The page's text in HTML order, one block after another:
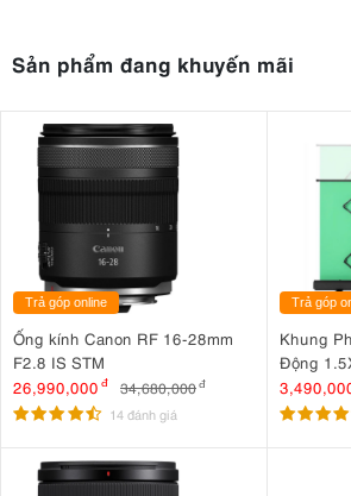
Sản phẩm đang khuyến mãi
Trả góp online
Ống kính Canon RF 16-28mm
F2.8 IS STM
26,990,000 đ 34,680,000đ
14 đánh giá
Trả góp
Khung
Động